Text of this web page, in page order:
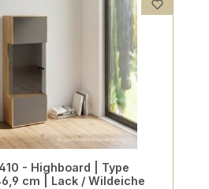
- Highboard | Type
cm | Lack / Wildeiche